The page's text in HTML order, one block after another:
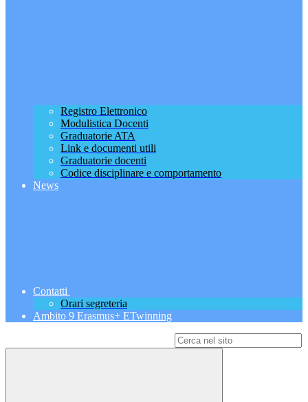
Registro Elettronico
Modulistica Docenti
Graduatorie ATA
Link e documenti utili
Graduatorie docenti
Codice disciplinare e comportamento
News
Contatti
Orari segreteria
Ambito 9 Erasmus+ ETwinning